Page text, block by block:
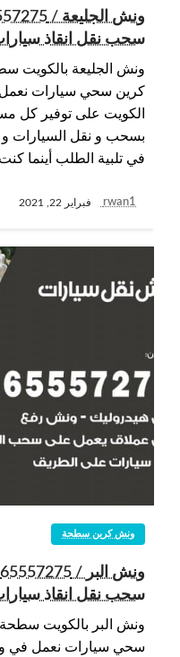
سحب نقل انقاذ
ونش الجليعة بالكويت
كرين سحي سيارات
الكويت على توفير كل
بسحب و نقل السيارات و
في تلبية الطلب أينما
rwan1 فبراير 22, 2021
ونش كرين سطحة
سحب نقل انقاذ
ونش البر بالكويت سطحة
سحي سيارات نعمل في